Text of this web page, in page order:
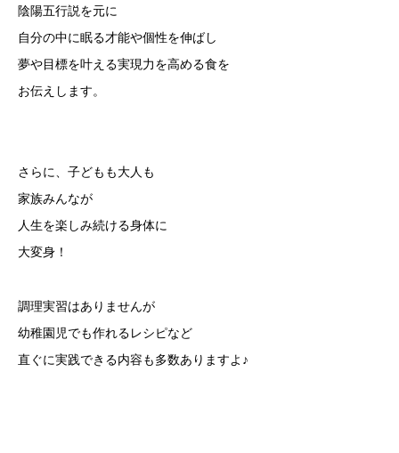
陰陽五行説を元に
自分の中に眠る才能や個性を伸ばし
夢や目標を叶える実現力を高める食を
お伝えします。
さらに、子どもも大人も
家族みんなが
人生を楽しみ続ける身体に
大変身！
調理実習はありませんが
幼稚園児でも作れるレシピなど
直ぐに実践できる内容も多数ありますよ♪